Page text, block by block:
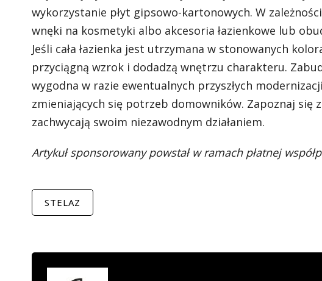
wykorzystanie płyt gipsowo-kartonowych. W
wnęki na kosmetyki albo akcesoria łazienkowe lub
Jeśli cała łazienka jest utrzymana w stonowanych
przyciągną wzrok i dodadzą wnętrzu charakteru.
wygodna w razie ewentualnych przyszłych
zmieniających się potrzeb domowników. Zapoznaj się
zachwycają swoim niezawodnym działaniem.
Artykuł sponsorowany powstał w ramach płatnej
STELAZ